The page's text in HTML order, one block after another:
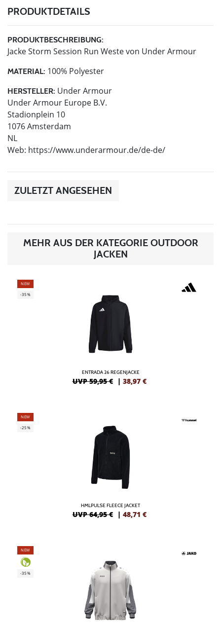
PRODUKTDETAILS
PRODUKTBESCHREIBUNG:
Jacke Storm Session Run Weste von Under Armour
MATERIAL: 100% Polyester
HERSTELLER: Under Armour
Under Armour Europe B.V.
Stadionplein 10
1076 Amsterdam
NL
Web: https://www.underarmour.de/de-de/
ZULETZT ANGESEHEN
MEHR AUS DER KATEGORIE OUTDOOR
JACKEN
NEW
-35%
ENTRADA 26 REGENJACKE
UVP 59,95 € | 38,97 €
NEW
-25%
HMLPULSE FLEECE JACKET
UVP 64,95 € | 48,71 €
NEW
-35%